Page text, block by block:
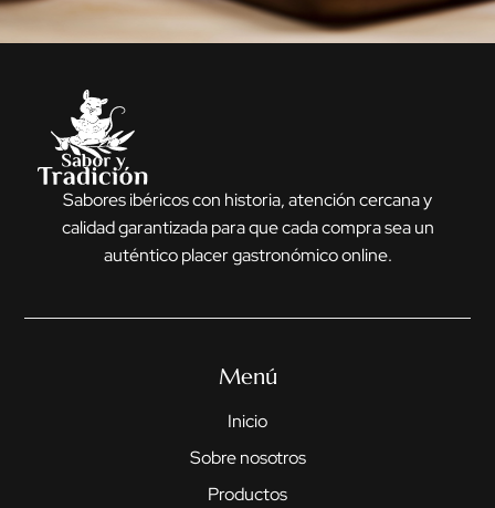
Sabores ibéricos con historia, atención cercana y
calidad garantizada para que cada compra sea un
auténtico placer gastronómico online.
Menú
Inicio
Sobre nosotros
Productos